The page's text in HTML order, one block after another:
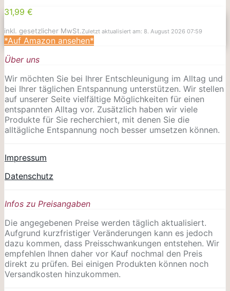
31,99 €
inkl. gesetzlicher MwSt.Zuletzt aktualisiert am: 8. August 2026 07:59
*Auf Amazon ansehen*
Über uns
Wir möchten Sie bei Ihrer Entschleunigung im Alltag und
bei Ihrer täglichen Entspannung unterstützen. Wir stellen
auf unserer Seite vielfältige Möglichkeiten für einen
entspannten Alltag vor. Zusätzlich haben wir viele
Produkte für Sie recherchiert, mit denen Sie die
alltägliche Entspannung noch besser umsetzen können.
Impressum
Datenschutz
Infos zu Preisangaben
Die angegebenen Preise werden täglich aktualisiert.
Aufgrund kurzfristiger Veränderungen kann es jedoch
dazu kommen, dass Preisschwankungen entstehen. Wir
empfehlen Ihnen daher vor Kauf nochmal den Preis
direkt zu prüfen. Bei einigen Produkten können noch
Versandkosten hinzukommen.